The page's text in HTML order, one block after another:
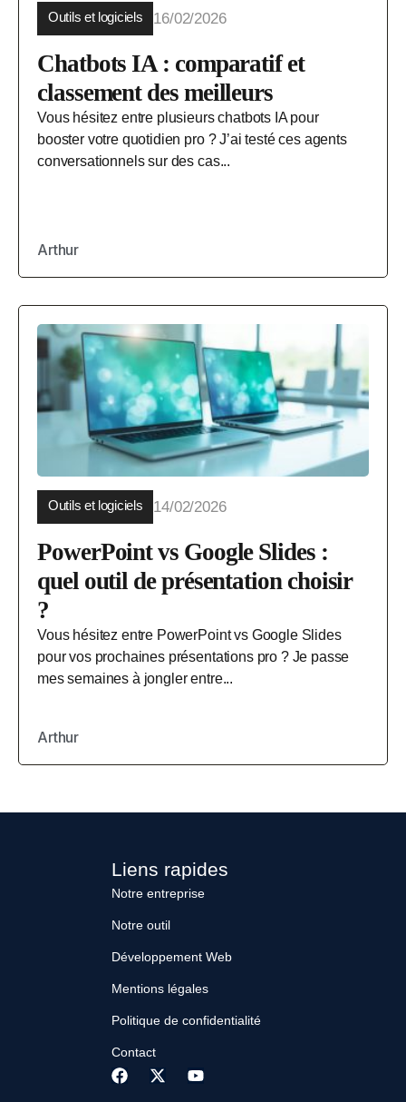
Outils et logiciels 16/02/2026
Chatbots IA : comparatif et
classement des meilleurs
Vous hésitez entre plusieurs chatbots IA pour
booster votre quotidien pro ? J’ai testé ces agents
conversationnels sur des cas...
Arthur
Outils et logiciels 14/02/2026
PowerPoint vs Google Slides :
quel outil de présentation choisir
?
Vous hésitez entre PowerPoint vs Google Slides
pour vos prochaines présentations pro ? Je passe
mes semaines à jongler entre...
Arthur
Liens rapides
Notre entreprise
Notre outil
Développement Web
Mentions légales
Politique de confidentialité
Contact